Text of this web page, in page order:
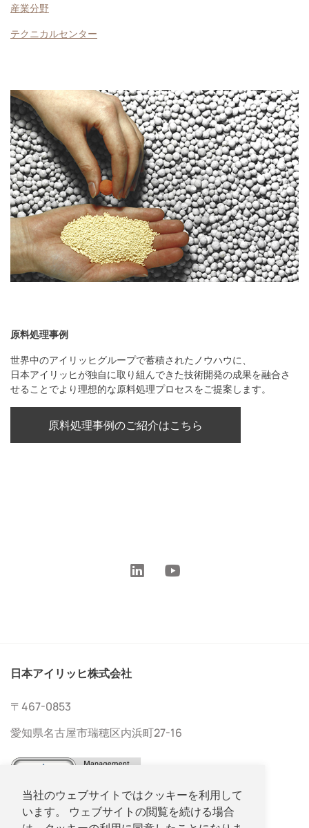
当社のウェブサイトではクッキーを利用して
います。 ウェブサイトの閲覧を続ける場合
産業分野
テクニカルセンター
原料処理事例
世界中のアイリッヒグループで蓄積されたノウハウに、
日本アイリッヒが独自に取り組んできた技術開発の成果を融合さ
せることでより理想的な原料処理プロセスをご提案します。
原料処理事例のご紹介はこちら
日本アイリッヒ株式会社
〒467-0853
愛知県名古屋市瑞穂区内浜町27-16